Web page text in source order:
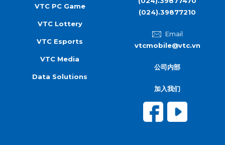
VTC PC Game
VTC Lottery
VTC Esports
VTC Media
Data Solutions
(024).39877210
Email
vtcmobile@vtc.vn
公司内部
加入我们